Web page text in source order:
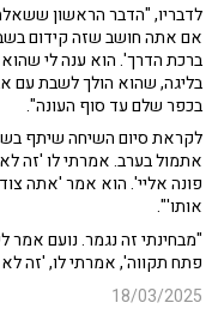
לדבריו, "הדבר הראשון
אם אתה חושב שזה קידום
ברכת הדרך'. הוא ענה לי
בליגה, שהוא הולך לשבת עם
בכפר שלם עד סוף העונה".
לקראת סיום השיחה שיתף
אתמול בערב. אמרתי לו 'זה
פונה אליי'. הוא אמר 'אתה
אותו'".
"מבחינתי זה נגמר. נועם אמר
פתח תקווה', אמרתי לו, 'זה
18/03/2025